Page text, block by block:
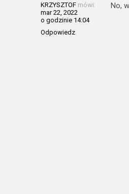
KRZYSZTOF mówi:
mar 22, 2022
o godzinie 14:04
Odpowiedz
No,